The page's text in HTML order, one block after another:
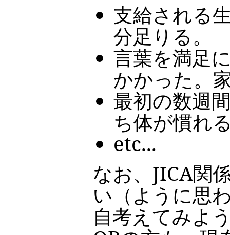
支給される
分足りる。
言葉を満足
かかった。
最初の数週
ち体が慣れ
etc...
なお、JICA関
い（ように思
自考えてみよ